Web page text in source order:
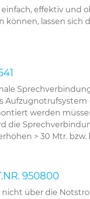
effektiv und
können, lassen
Aufzugnotrufsystem
werden
die
> 30 Mtr.
950800
nicht über die